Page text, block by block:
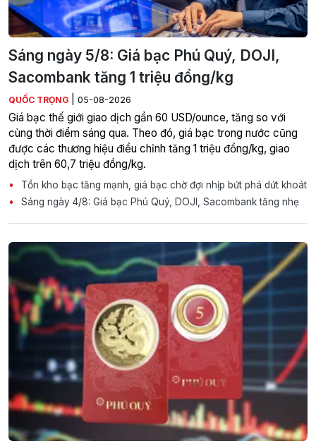
Sáng ngày 5/8: Giá bạc Phú Quý, DOJI,
Sacombank tăng 1 triệu đồng/kg
QUỐC TRỌNG 05-08-2026
Giá bạc thế giới giao dịch gần 60 USD/ounce, tăng so với
cùng thời điểm sáng qua. Theo đó, giá bạc trong nước cũng
được các thương hiệu điều chỉnh tăng 1 triệu đồng/kg, giao
dịch trên 60,7 triệu đồng/kg.
Tồn kho bạc tăng mạnh, giá bạc chờ đợi nhịp bứt phá dứt khoát
Sáng ngày 4/8: Giá bạc Phú Quý, DOJI, Sacombank tăng nhẹ